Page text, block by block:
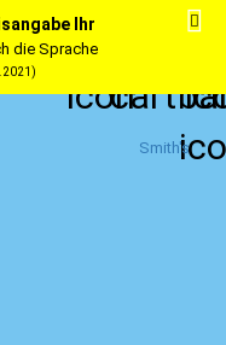
Ihr
die Sprache
Smith's